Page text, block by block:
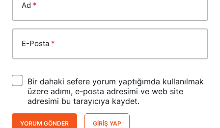
Ad *
E-Posta *
Bir dahaki sefere yorum yaptığımda kullanılmak
üzere adımı, e-posta adresimi ve web site
adresimi bu tarayıcıya kaydet.
YORUM GÖNDER GIRIŞ YAP